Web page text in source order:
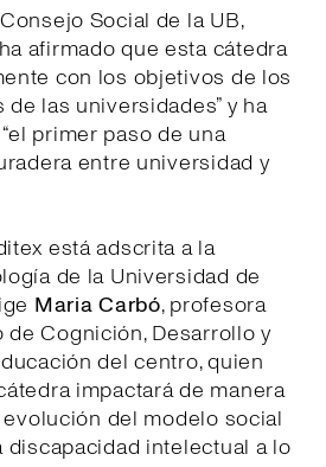
Social de la UB,
afirmado que esta cátedra
con los objetivos de los
las universidades” y ha
primer paso de una
entre universidad y
está adscrita a la
de la Universidad de
Maria Carbó, profesora
de Cognición, Desarrollo y
del centro, quien
impactará de manera
del modelo social
discapacidad intelectual a lo